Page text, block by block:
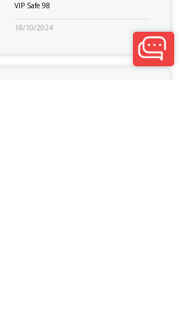
VIP Safe 98
18/10/2024